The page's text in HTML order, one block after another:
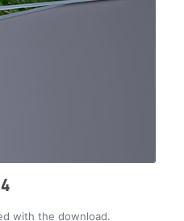
with the download.